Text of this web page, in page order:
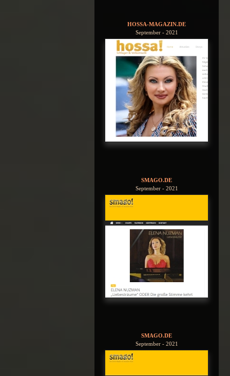
HOSSA-MAGAZIN.DE
September - 2021
SMAGO.DE
September - 2021
SMAGO.DE
September - 2021